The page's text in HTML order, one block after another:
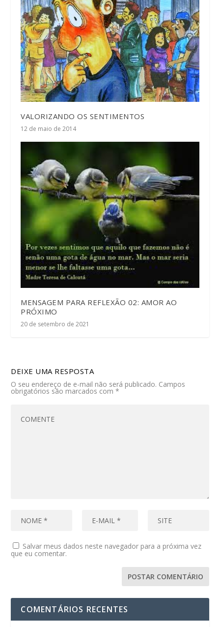
VALORIZANDO OS SENTIMENTOS
12 de maio de 2014
MENSAGEM PARA REFLEXÃO 02: AMOR AO
PRÓXIMO
20 de setembro de 2021
DEIXE UMA RESPOSTA
O seu endereço de e-mail não será publicado. Campos
obrigatórios são marcados com*
Salvar meus dados neste navegador para a próxima vez
que eu comentar.
COMENTÁRIOS RECENTES